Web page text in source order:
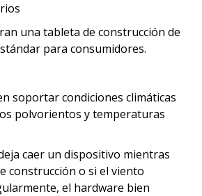
una tableta de construcción de
para consumidores.
soportar condiciones climáticas
polvorientos y temperaturas
caer un dispositivo mientras
construcción o si el viento
el hardware bien